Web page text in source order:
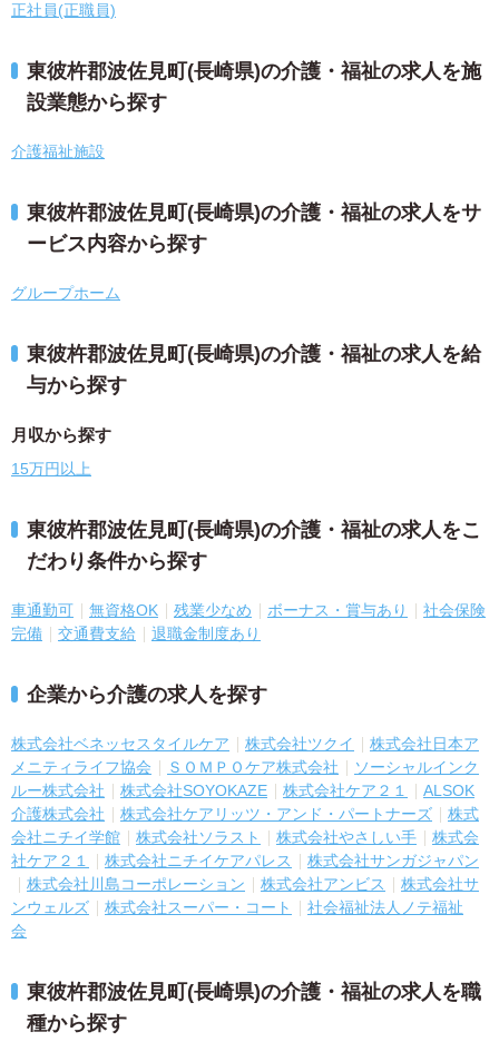
正社員(正職員)
東彼杵郡波佐見町(長崎県)の介護・福祉の求人を施
設業態から探す
介護福祉施設
東彼杵郡波佐見町(長崎県)の介護・福祉の求人をサ
ービス内容から探す
グループホーム
東彼杵郡波佐見町(長崎県)の介護・福祉の求人を給
与から探す
月収から探す
15万円以上
東彼杵郡波佐見町(長崎県)の介護・福祉の求人をこ
だわり条件から探す
車通勤可 無資格OK 残業少なめ ボーナス・賞与あり
社会保険
完備
交通費支給 退職金制度あり
企業から介護の求人を探す
株式会社ベネッセスタイルケア 株式会社ツクイ
株式会社日本ア
メニティライフ協会
ＳＯＭＰＯケア株式会社
ソーシャルインク
ルー株式会社
株式会社SOYOKAZE 株式会社ケア２１
ALSOK
介護株式会社
株式会社ケアリッツ・アンド・パートナーズ
株式
会社ニチイ学館
株式会社ソラスト 株式会社やさしい手
株式会
社ケア２１
株式会社ニチイケアパレス
株式会社サンガジャパン
株式会社川島コーポレーション
株式会社アンビス
株式会社サ
ンウェルズ
株式会社スーパー・コート
社会福祉法人ノテ福祉
会
東彼杵郡波佐見町(長崎県)の介護・福祉の求人を職
種から探す